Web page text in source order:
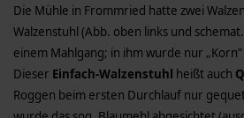
Die Mühle in Frommried hatte zwei
Walzenstuhl (Abb. oben links und
einem Mahlgang; in ihm wurde nur
Dieser Einfach-Walzenstuhl heißt auch
Roggen beim ersten Durchlauf nur